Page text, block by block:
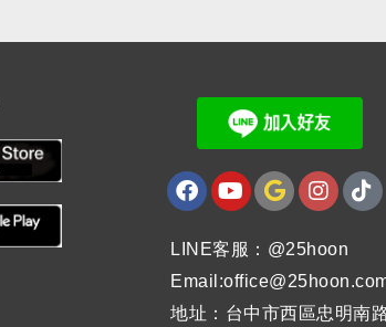
LINE客服：@25hoon
地址：台中市西區忠明南